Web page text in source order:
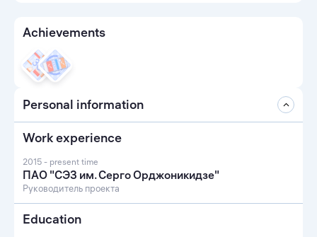
Achievements
Personal information
Work experience
2015 - present time
ПАО "СЭЗ им. Серго Орджоникидзе"
Руководитель проекта
Education